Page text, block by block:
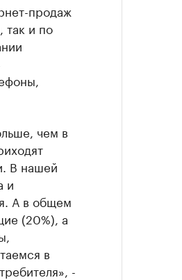
продаж
так и по
чем в
В нашей
и
А в общем
(20%), а
в
-